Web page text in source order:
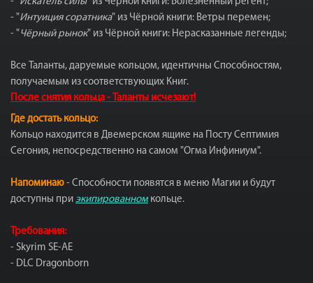
- "Интуиция соратника" из Чёрной книги: Ветры перемен;
- " Чёрный рынок" из Чёрной книги: Нерасказанные легенды;
Все Таланты, даруемые кольцом, идентичны Способностям,
получаемым из соответствующих Книг.
После снятия кольца - Таланты исчезают!
Где достать кольцо:
Кольцо находится в Двемерском ящике на Посту Септимия
Сегония, непосредственно на самом "Огма Инфиниум".
Напоминаю - Способности появятся в меню Магии и будут
доступны при экипированномкольце.
Требования:
- Skyrim SE-AE
- DLC Dragonborn